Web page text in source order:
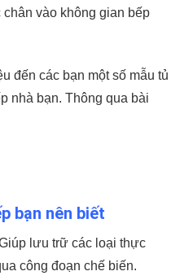
vào không gian bếp
đến các bạn một số mẫu tủ
nhà bạn. Thông qua bài
bạn nên biết
lưu trữ các loại thực
công đoạn chế biến.